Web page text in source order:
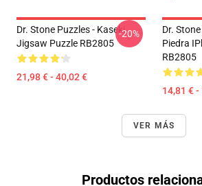
Dr. Stone Puzzles - Kaseki
Jigsaw Puzzle RB2805
21,98 € - 40,02 €
-20%
Dr.
Piedra
RB2805
14,81 € -
VER MÁS
Productos